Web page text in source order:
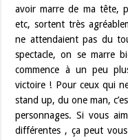
avoir marre de ma tête,
etc, sortent très
ne attendaient pas du
spectacle, on se marre
commence à un peu
victoire ! Pour ceux qui
stand up, du one man,
personnages. Si vous
différentes , ça peut